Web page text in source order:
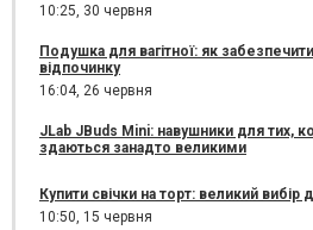
10:25, 30 червня
Подушка для вагітної: як
відпочинку
16:04, 26 червня
JLab JBuds Mini: навушники для тих,
здаються занадто великими
Купити свічки на торт: великий
10:50, 15 червня